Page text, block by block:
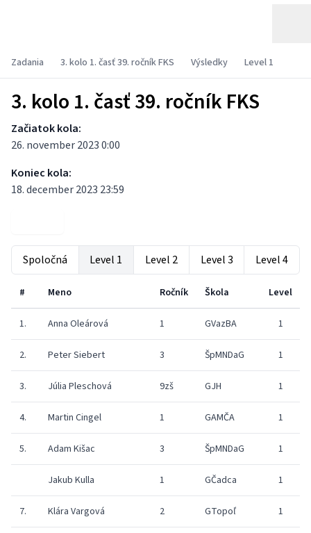
Zadania 3. kolo 1. časť 39. ročník FKS Výsledky Level 1
3. kolo 1. časť 39. ročník FKS
Začiatok kola:
26. november 2023 0:00
Koniec kola:
18. december 2023 23:59
Spoločná Level 1 Level 2 Level 3 Level 4
# Meno Ročník Škola Level
1. Anna Oleárová 1 GVazBA 1
2. Peter Siebert 3 ŠpMNDaG 1
3. Júlia Pleschová 9zš GJH 1
4. Martin Cingel 1 GAMČA 1
5. Adam Kišac 3 ŠpMNDaG 1
Jakub Kulla 1 GČadca 1
7. Klára Vargová 2 GTopoľ 1